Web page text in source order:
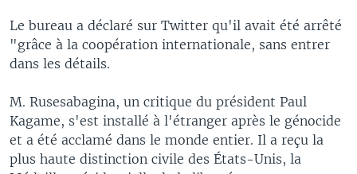
Le bureau a déclaré sur Twitter qu'il avait été arrêté
"grâce à la coopération internationale, sans entrer
dans les détails.
M. Rusesabagina, un critique du président Paul
Kagame, s'est installé à l'étranger après le génocide
et a été acclamé dans le monde entier. Il a reçu la
plus haute distinction civile des États-Unis, la